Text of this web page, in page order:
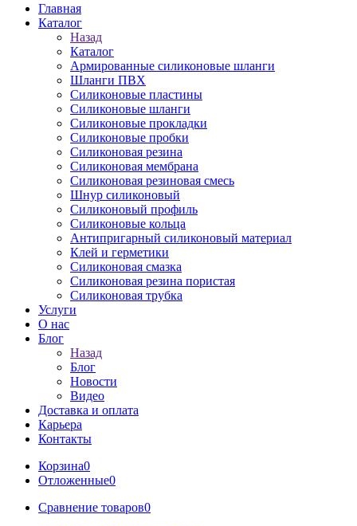
Главная
Каталог
Назад
Каталог
Армированные силиконовые шланги
Шланги ПВХ
Силиконовые пластины
Силиконовые шланги
Силиконовые прокладки
Силиконовые пробки
Силиконовая резина
Силиконовая мембрана
Силиконовая резиновая смесь
Шнур силиконовый
Силиконовый профиль
Силиконовые кольца
Антипригарный силиконовый материал
Клей и герметики
Силиконовая смазка
Силиконовая резина пористая
Силиконовая трубка
Услуги
О нас
Блог
Назад
Блог
Новости
Видео
Доставка и оплата
Карьера
Контакты
Корзина0
Отложенные0
Сравнение товаров0